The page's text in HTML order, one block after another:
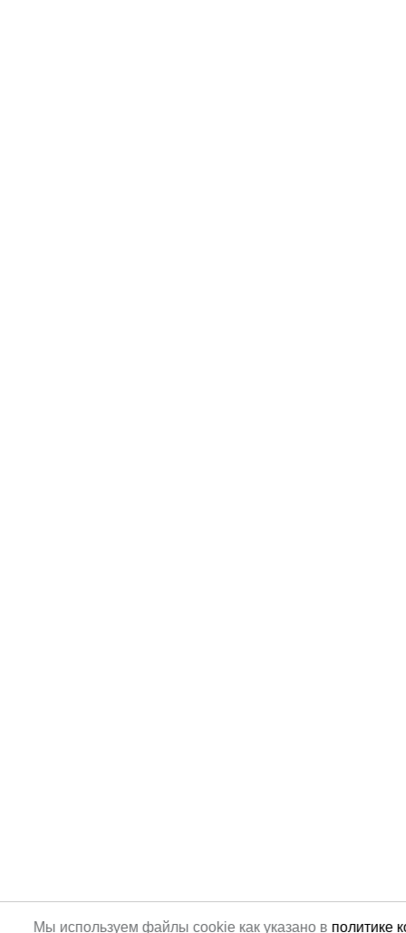
Мы используем файлы cookie как указано в политике